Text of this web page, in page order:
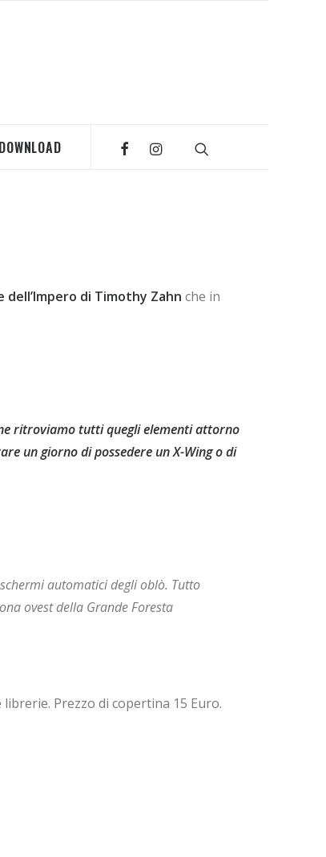
DOWNLOAD
dell’Impero di Timothy Zahn che in
ritroviamo tutti quegli elementi attorno
un giorno di possedere un X-Wing o di
automatici degli oblò. Tutto
ovest della Grande Foresta
Prezzo di copertina 15 Euro.